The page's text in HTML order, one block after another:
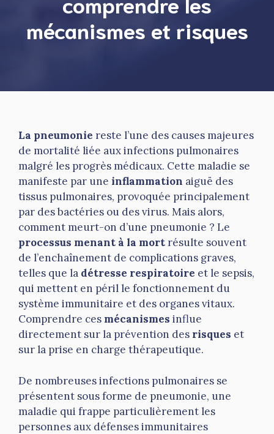
mécanismes et risques
La pneumonie reste l’une des causes majeures
de mortalité liée aux infections pulmonaires
malgré les progrès médicaux. Cette maladie se
manifeste par une inflammation aiguë des
tissus pulmonaires, provoquée principalement
par des bactéries ou des virus. Mais alors,
comment meurt-on d’une pneumonie ? Le
processus menant à la mort résulte souvent
de l’enchaînement de complications graves,
telles que la détresse respiratoire et le sepsis,
qui mettent en péril le fonctionnement du
système immunitaire et des organes vitaux.
Comprendre ces mécanismes influe
directement sur la prévention des risques et
sur la prise en charge thérapeutique.
De nombreuses infections pulmonaires se
présentent sous forme de pneumonie, une
maladie qui frappe particulièrement les
personnes aux défenses immunitaires